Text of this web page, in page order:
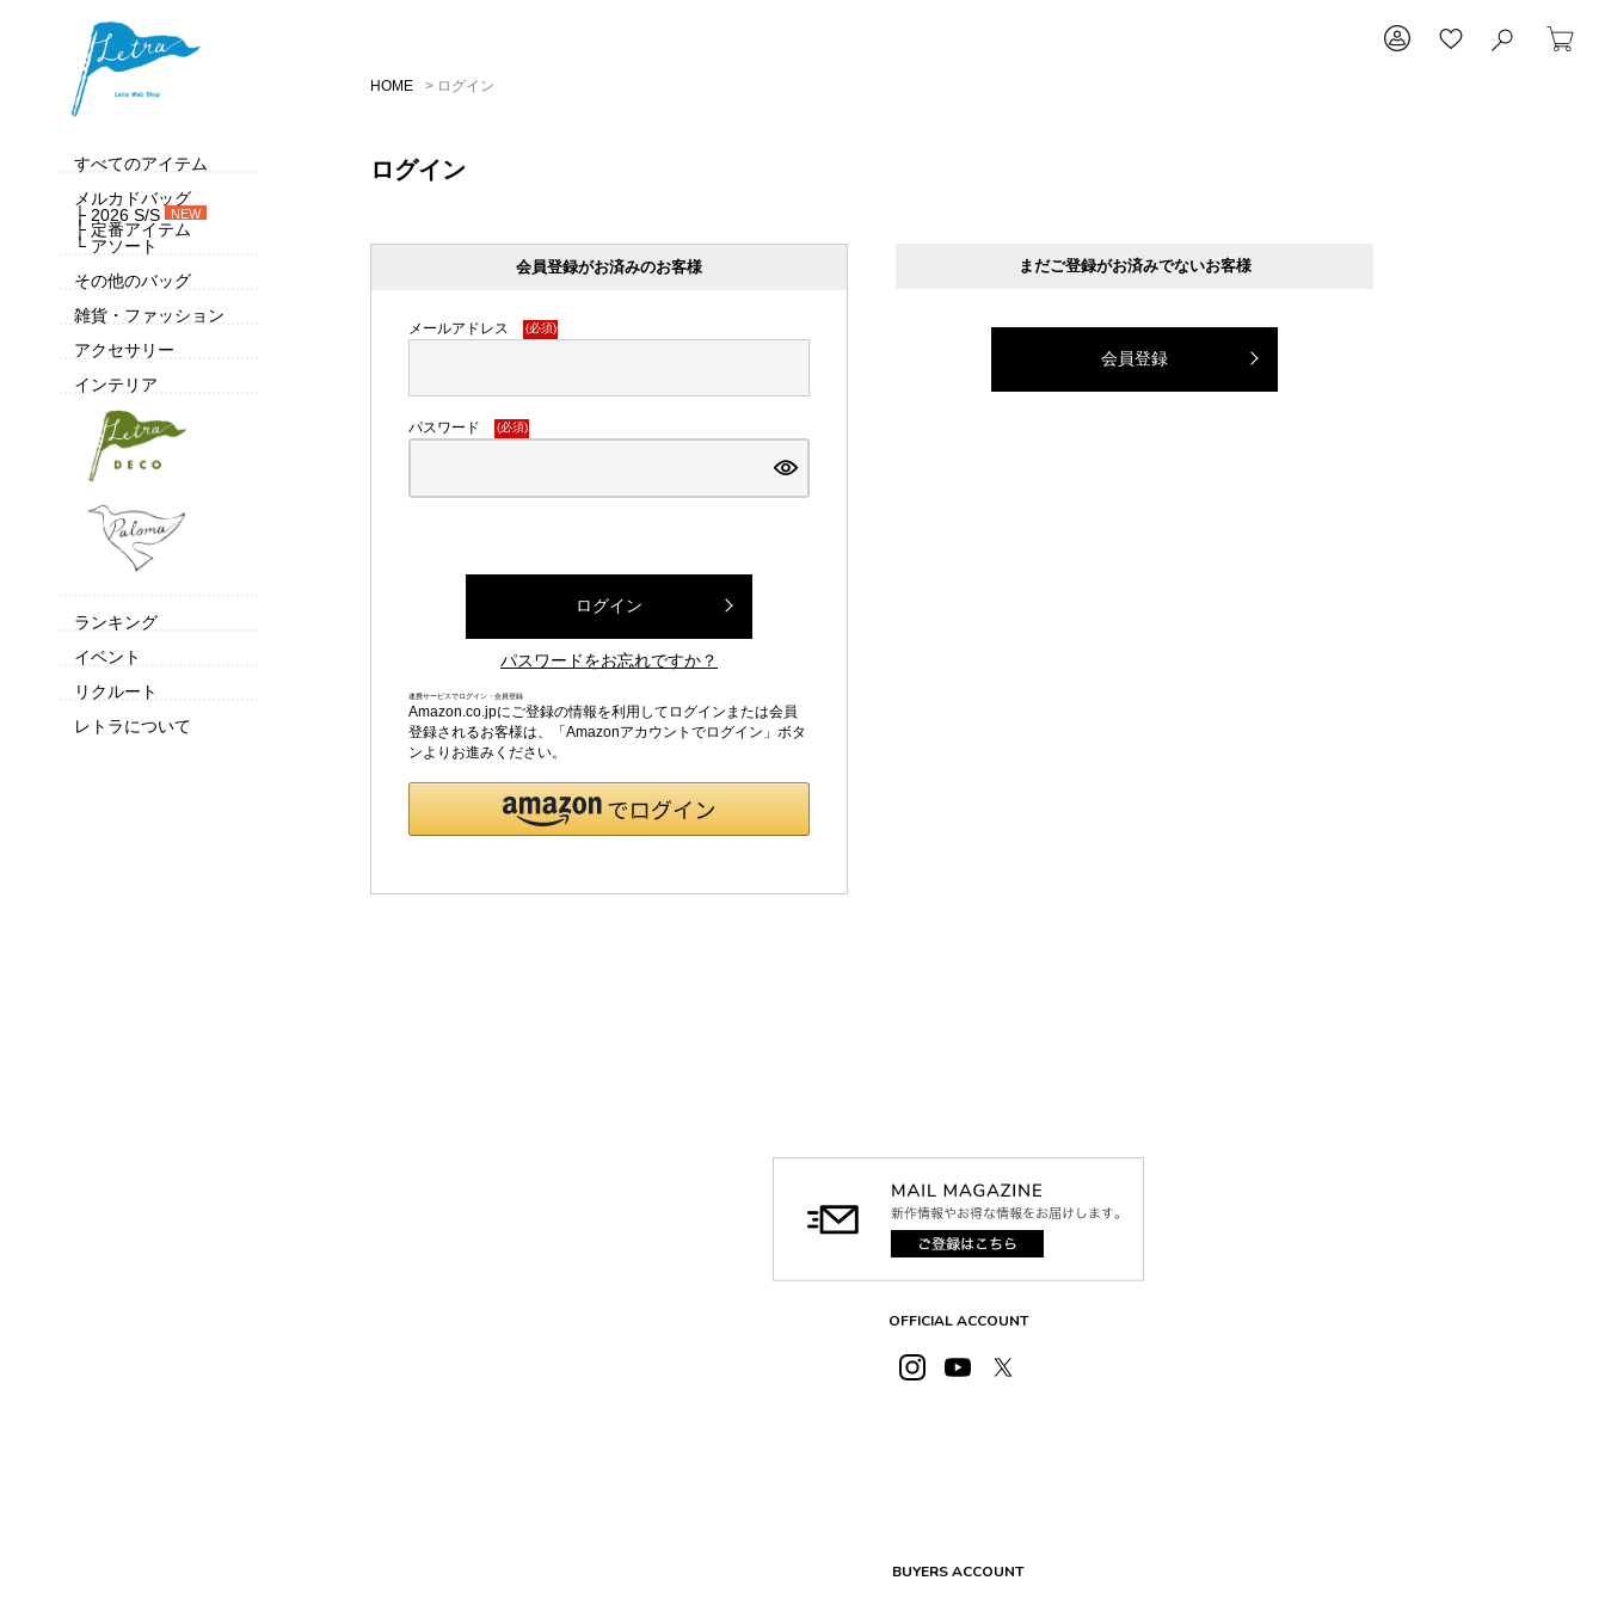
すべてのアイテム
メルカドバッグ
├ 2026 S/S
NEW
├ 定番アイテム
└ アソート
その他のバッグ
雑貨・ファッション
アクセサリー
インテリア
ランキング
イベント
リクルート
レトラについて
HOME ログイン
ログイン
会員登録がお済みのお客様
メールアドレス (必須)
パスワード (必須)
ログイン
パスワードをお忘れですか？
連携サービスでログイン・会員登録
Amazon.co.jpにご登録の情報を利用してログインまたは会員
登録されるお客様は、「Amazonアカウントでログイン」ボタ
ンよりお進みください。
まだご登録がお済みでないお客様
会員登録
OFFICIAL ACCOUNT
BUYERS ACCOUNT